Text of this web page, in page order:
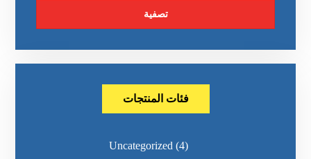
تصفية
فئات المنتجات
Uncategorized (4)